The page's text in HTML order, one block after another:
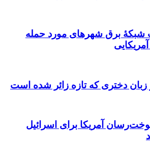
شبکۀ برق شهرهای مورد حمله
زبان دختری که تازه زائر شده است
آمریکا برای اسرائیل